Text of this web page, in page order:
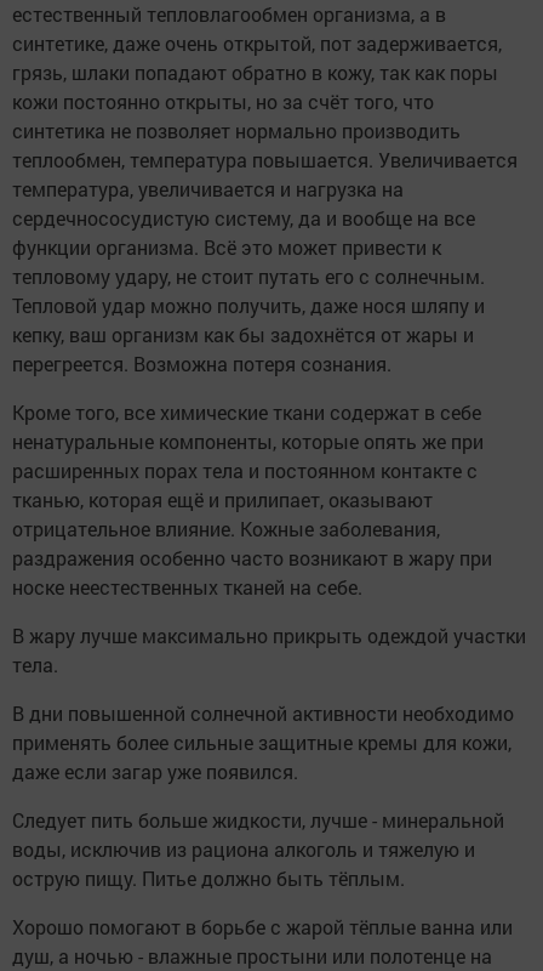
естественный тепловлагообмен организма, а в
синтетике, даже очень открытой, пот задерживается,
грязь, шлаки попадают обратно в кожу, так как поры
кожи постоянно открыты, но за счёт того, что
синтетика не позволяет нормально производить
теплообмен, температура повышается. Увеличивается
температура, увеличивается и нагрузка на
сердечнососудистую систему, да и вообще на все
функции организма. Всё это может привести к
тепловому удару, не стоит путать его с солнечным.
Тепловой удар можно получить, даже нося шляпу и
кепку, ваш организм как бы задохнётся от жары и
перегреется. Возможна потеря сознания.
Кроме того, все химические ткани содержат в себе
ненатуральные компоненты, которые опять же при
расширенных порах тела и постоянном контакте с
тканью, которая ещё и прилипает, оказывают
отрицательное влияние. Кожные заболевания,
раздражения особенно часто возникают в жару при
носке неестественных тканей на себе.
В жару лучше максимально прикрыть одеждой участки
тела.
В дни повышенной солнечной активности необходимо
применять более сильные защитные кремы для кожи,
даже если загар уже появился.
Следует пить больше жидкости, лучше - минеральной
воды, исключив из рациона алкоголь и тяжелую и
острую пищу. Питье должно быть тёплым.
Хорошо помогают в борьбе с жарой тёплые ванна или
душ, а ночью - влажные простыни или полотенце на